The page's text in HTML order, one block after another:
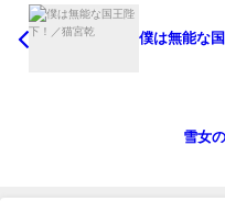
僕は無能な
雪女